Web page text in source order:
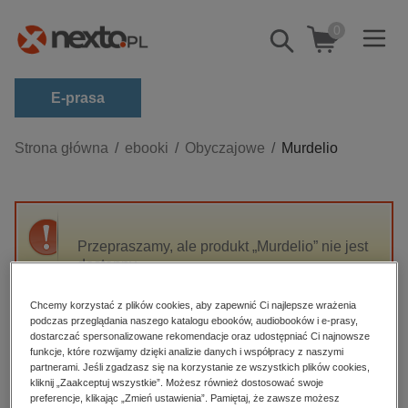
Pokaż/schowaj
wyszukiwarkę
0
E-prasa
Kategorie
biznesowe, branżowe, gospodarka
dzienniki
edukacja
hobby, sport, rozrywka
komputery, internet, technologie, informatyka
Strona główna ebooki Obyczajowe Murdelio
Przepraszamy, ale produkt „Murdelio” nie jest
dostępny.
High-contrast mode
Polecane
Chcemy korzystać z plików cookies, aby zapewnić Ci najlepsze wrażenia
podczas przeglądania naszego katalogu ebooków, audiobooków i e-prasy,
dostarczać spersonalizowane rekomendacje oraz udostępniać Ci najnowsze
funkcje, które rozwijamy dzięki analizie danych i współpracy z naszymi
partnerami. Jeśli zgadzasz się na korzystanie ze wszystkich plików cookies,
kliknij „Zaakceptuj wszystkie”. Możesz również dostosować swoje
preferencje, klikając „Zmień ustawienia”. Pamiętaj, że zawsze możesz